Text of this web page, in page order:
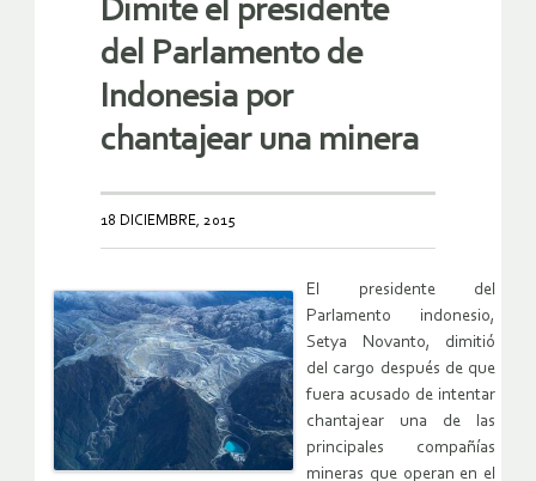
Dimite el presidente
del Parlamento de
Indonesia por
chantajear una minera
18 DICIEMBRE, 2015
El presidente del
Parlamento indonesio,
Setya Novanto, dimitió
del cargo después de que
fuera acusado de intentar
chantajear una de las
principales compañías
mineras que operan en el